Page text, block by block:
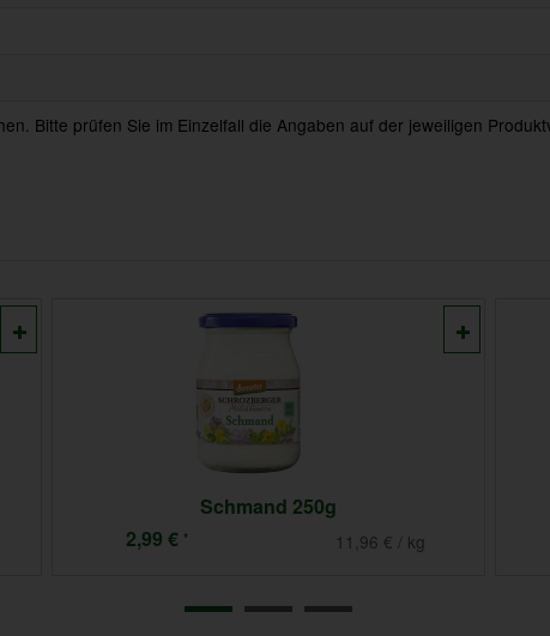
Bitte prüfen Sie im Einzelfall die Angaben auf der jeweiligen
Joghurt Pfirsich-Maracuja
0,99 €* 6,60 € / kg